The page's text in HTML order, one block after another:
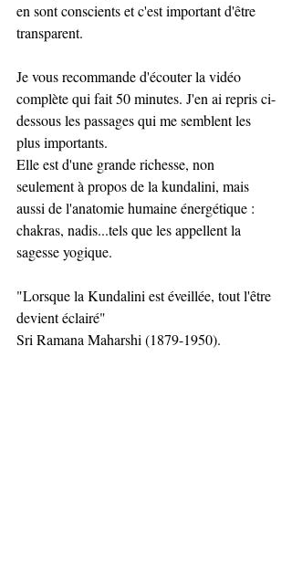
en sont conscients et c'est important d'être
transparent.
Je vous recommande d'écouter la vidéo
complète qui fait 50 minutes. J'en ai repris ci-
dessous les passages qui me semblent les
plus importants.
Elle est d'une grande richesse, non
seulement à propos de la kundalini, mais
aussi de l'anatomie humaine énergétique :
chakras, nadis...tels que les appellent la
sagesse yogique.
"Lorsque la Kundalini est éveillée, tout l'être
devient éclairé"
Sri Ramana Maharshi (1879-1950).